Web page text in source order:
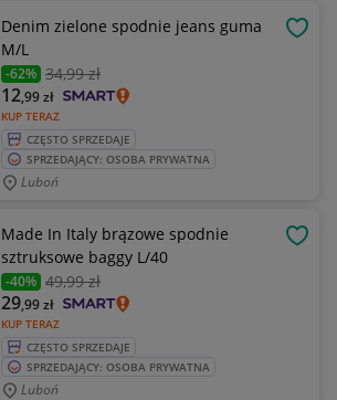
Denim zielone spodnie jeans guma
M/L
-62% 34,99 zł
KUP TERAZ
12,99zł
CZĘSTO SPRZEDAJE
SPRZEDAJĄCY: OSOBA PRYWATNA
Luboń
Made In Italy brązowe spodnie
sztruksowe baggy L/40
-40% 49,99 zł
KUP TERAZ
29,99zł
CZĘSTO SPRZEDAJE
SPRZEDAJĄCY: OSOBA PRYWATNA
Luboń